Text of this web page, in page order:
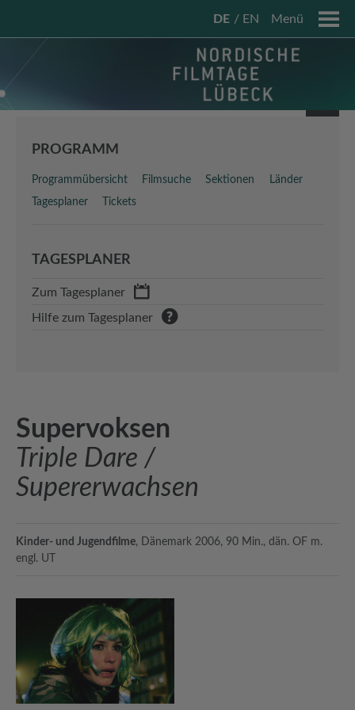
DE EN Menü
PROGRAMM
Programmübersicht Filmsuche Sektionen Länder
Tagesplaner Tickets
TAGESPLANER
Zum Tagesplaner
Hilfe zum Tagesplaner
Supervoksen
Triple Dare /
Supererwachsen
Kinder- und Jugendfilme, Dänemark 2006, 90 Min., dän. OF m.
engl. UT